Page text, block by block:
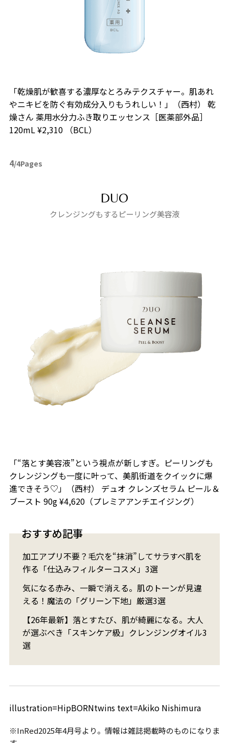
「乾燥肌が歓喜する濃厚なとろみテクスチャー。肌あれ
やニキビを防ぐ有効成分入りもうれしい！」（西村） 乾
燥さん 薬用水分力ふき取りエッセンス［医薬部外品］
120mL ¥2,310 （BCL）
4/4Pages
DUO
クレンジングもするピーリング美容液
「“落とす美容液”という視点が新しすぎ。ピーリングも
クレンジングも一度に叶って、美肌街道をクイックに爆
進できそう♡」（西村） デュオ クレンズセラム ピール＆
ブースト 90g ¥4,620（プレミアアンチエイジング）
おすすめ記事
加工アプリ不要？毛穴を“抹消”してサラすべ肌を
作る「仕込みフィルターコスメ」3選
気になる赤み、一瞬で消える。肌のトーンが見違
える！魔法の「グリーン下地」厳選3選
【26年最新】落とすたび、肌が綺麗になる。大人
が選ぶべき「スキンケア級」クレンジングオイル3
選
illustration=HipBORNtwins text=Akiko Nishimura
※InRed2025年4月号より。情報は雑誌掲載時のものになりま